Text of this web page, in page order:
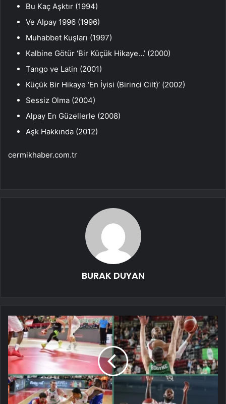
Bu Kaç Aşktır (1994)
Ve Alpay 1996 (1996)
Muhabbet Kuşları (1997)
Kalbine Götür ‘Bir Küçük Hikaye…’ (2000)
Tango ve Latin (2001)
Küçük Bir Hikaye ‘En İyisi (Birinci Cilt)’ (2002)
Sessiz Olma (2004)
Alpay En Güzellerle (2008)
Aşk Hakkında (2012)
cermikhaber.com.tr
BURAK DUYAN